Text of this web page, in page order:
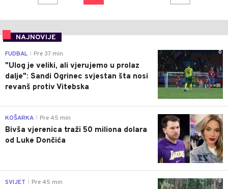
NAJNOVIJE
0
FUDBAL Pre 37 min
"Ulog je veliki, ali vjerujemo u prolaz
dalje": Sandi Ogrinec svjestan šta nosi
revanš protiv Vitebska
0
KOŠARKA Pre 45 min
Bivša vjerenica traži 50 miliona dolara
od Luke Dončića
0
SVIJET Pre 45 min